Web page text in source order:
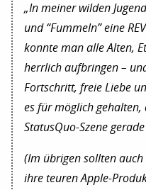
„In meiner wilden
und “Fummeln” eine
konnte man alle Alten,
herrlich aufbringen –
Fortschritt, freie Liebe
es für möglich
StatusQuo-Szene
(Im übrigen sollten auch
ihre teuren Apple-